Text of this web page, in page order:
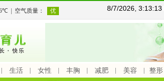
8/7/2026, 3:13:14
生活 女性 丰胸 减肥 美容 整形